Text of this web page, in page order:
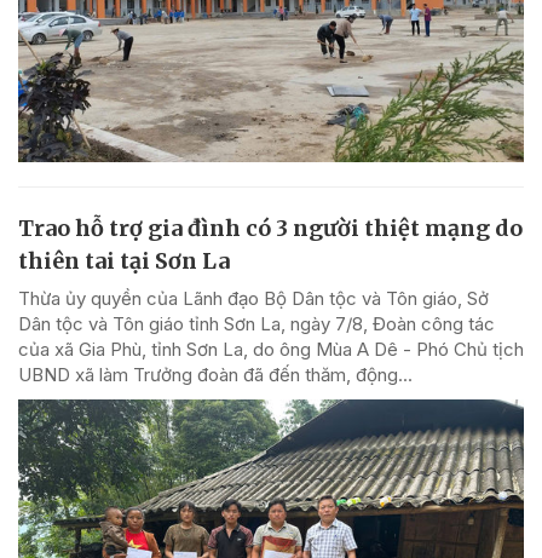
Trao hỗ trợ gia đình có 3 người thiệt mạng do
thiên tai tại Sơn La
Thừa ủy quyền của Lãnh đạo Bộ Dân tộc và Tôn giáo, Sở
Dân tộc và Tôn giáo tỉnh Sơn La, ngày 7/8, Đoàn công tác
của xã Gia Phù, tỉnh Sơn La, do ông Mùa A Dê - Phó Chủ tịch
UBND xã làm Trưởng đoàn đã đến thăm, động...